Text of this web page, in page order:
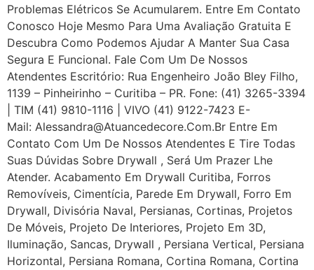
Problemas Elétricos Se Acumularem. Entre Em Contato
Conosco Hoje Mesmo Para Uma Avaliação Gratuita E
Descubra Como Podemos Ajudar A Manter Sua Casa
Segura E Funcional. Fale Com Um De Nossos
Atendentes Escritório: Rua Engenheiro João Bley Filho,
1139 – Pinheirinho – Curitiba – PR. Fone: (41) 3265-3394
| TIM (41) 9810-1116 | VIVO (41) 9122-7423 E-
Mail: Alessandra@atuancedecore.com.br Entre Em
Contato Com Um De Nossos Atendentes E Tire Todas
Suas Dúvidas Sobre Drywall ‎, Será Um Prazer Lhe
Atender. Acabamento Em Drywall Curitiba, Forros
Removíveis, Cimentícia, Parede Em Drywall, Forro Em
Drywall, Divisória Naval, Persianas, Cortinas, Projetos
De Móveis, Projeto De Interiores, Projeto Em 3D,
Iluminação, Sancas, Drywall , Persiana Vertical, Persiana
Horizontal, Persiana Romana, Cortina Romana, Cortina